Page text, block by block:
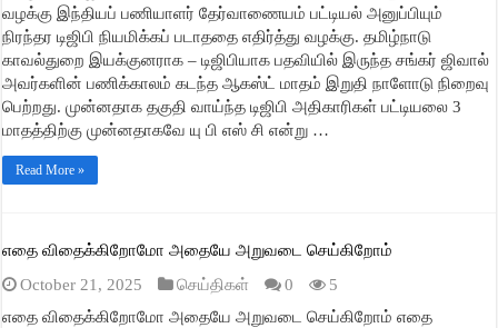
வழக்கு இந்தியப் பணியாளர் தேர்வாணையம் பட்டியல் அனுப்பியும்
நிரந்தர டிஜிபி நியமிக்கப் படாததை எதிர்த்து வழக்கு. தமிழ்நாடு
காவல்துறை இயக்குனராக – டிஜிபியாக பதவியில் இருந்த சங்கர் ஜிவால்
அவர்களின் பணிக்காலம் கடந்த ஆகஸ்ட் மாதம் இறுதி நாளோடு நிறைவு
பெற்றது. முன்னதாக தகுதி வாய்ந்த டிஜிபி அதிகாரிகள் பட்டியலை 3
மாதத்திற்கு முன்னதாகவே யு பி எஸ் சி என்று …
Read More »
எதை விதைக்கிறோமோ அதையே அறுவடை செய்கிறோம்
October 21, 2025
செய்திகள் 0
5
எதை விதைக்கிறோமோ அதையே அறுவடை செய்கிறோம் எதை